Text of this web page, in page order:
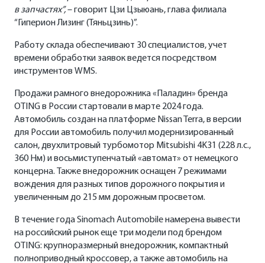
в запчастях”,– говорит Цзи Цзыюань, глава филиала
“Гиперион Лизинг (Тяньцзинь)”.
Работу склада обеспечивают 30 специалистов, учет
времени обработки заявок ведется посредством
инструментов WMS.
Продажи рамного внедорожника «Паладин» бренда
OTING в России стартовали в марте 2024 года.
Автомобиль создан на платформе Nissan Terra, в версии
для России автомобиль получил модернизированный
салон, двухлитровый турбомотор Mitsubishi 4K31 (228 л.с.,
360 Нм) и восьмиступенчатый «автомат» от немецкого
концерна. Также внедорожник оснащен 7 режимами
вождения для разных типов дорожного покрытия и
увеличенным до 215 мм дорожным просветом.
В течение года Sinomach Automobile намерена вывести
на российский рынок еще три модели под брендом
OTING: крупноразмерный внедорожник, компактный
полноприводный кроссовер, а также автомобиль на